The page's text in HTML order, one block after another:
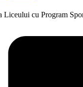
Liceului cu Program